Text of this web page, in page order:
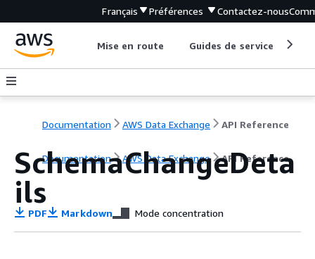
Français Préférences Contactez-nous
Mise en route Guides de service
Documentation AWS Data Exchange API Reference
Documentation AWS Data Exchange API Reference
SchemaChangeDeta
ils
PDF Markdown Mode concentration